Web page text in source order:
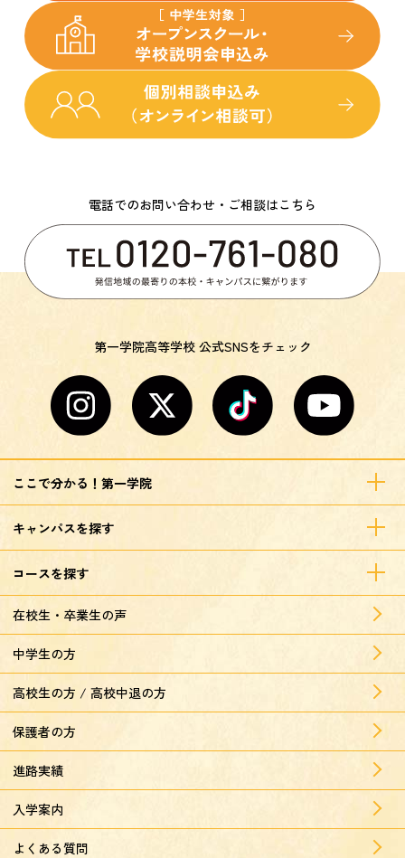
電話でのお問い合わせ・ご相談はこちら
第一学院高等学校 公式SNSをチェック
ここで分かる！第一学院
キャンパスを探す
コースを探す
在校生・卒業生の声
中学生の方
高校生の方 / 高校中退の方
保護者の方
進路実績
入学案内
よくある質問